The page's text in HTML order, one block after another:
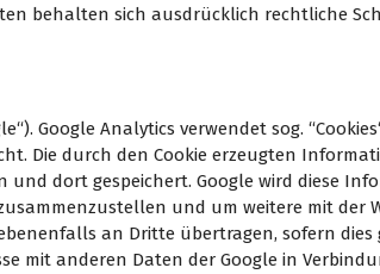
behalten sich ausdrücklich rechtliche
Google Analytics verwendet sog.
Die durch den Cookie erzeugten
und dort gespeichert. Google wird diese
und um weitere mit
an Dritte übertragen, sofern
mit anderen Daten der Google in